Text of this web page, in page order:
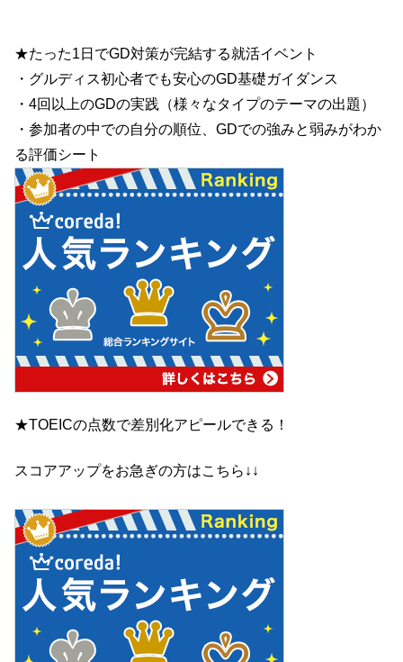
★たった1日でGD対策が完結する就活イベント
・グルディス初心者でも安心のGD基礎ガイダンス
・4回以上のGDの実践（様々なタイプのテーマの出題）
・参加者の中での自分の順位、GDでの強みと弱みがわか
る評価シート
★TOEICの点数で差別化アピールできる！
スコアアップをお急ぎの方はこちら↓↓